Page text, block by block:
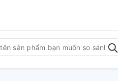
máy bằng nhựa chắc chắn và nút
di chuyển nhiều khi dọn dẹp.